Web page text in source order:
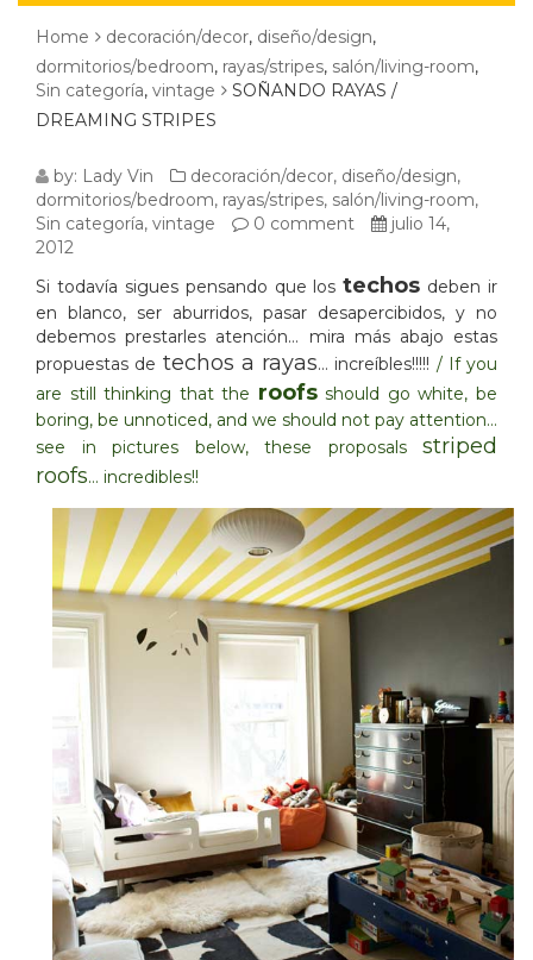
Home decoración/decor, diseño/design,
dormitorios/bedroom, rayas/stripes, salón/living-room,
Sin categoría, vintage
SOÑANDO RAYAS /
DREAMING STRIPES
SOÑANDO
RAYAS
/
DREAMING
STRIPES
by: Lady Vin decoración/decor, diseño/design,
dormitorios/bedroom, rayas/stripes, salón/living-room,
Sin categoría, vintage 0 comment
julio 14,
2012
Si todavía sigues pensando que lostechos deben ir
en blanco, ser aburridos, pasar desapercibidos, y no
debemos prestarles atención… mira más abajo estas
propuestas de techos a rayas… increíbles!!!!! / If you
are still thinking that the roofsshould go white, be
boring, be unnoticed, and we should not pay attention…
see in pictures below, these proposals striped
roofs… incredibles!!